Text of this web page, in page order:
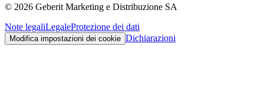
© 2026 Geberit Marketing e Distribuzione SA
Note legaliLegaleProtezione dei dati
Modifica impostazioni dei cookie Dichiarazioni